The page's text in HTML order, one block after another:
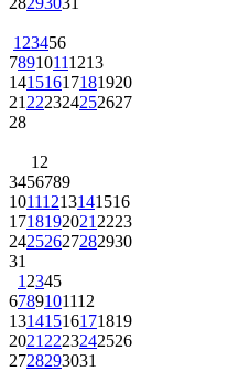
1 23456
78910111213
14151617181920
21 222324252627
28
1 2
3456789
10111213141516
1718192021 2223
24252627282930
31
1 2345
6789101112
13141516171819
2021 2223242526
2728293031